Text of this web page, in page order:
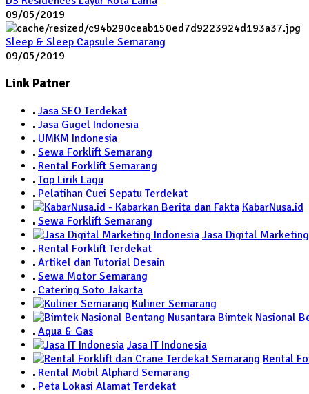
09/05/2019
Sleep & Sleep Capsule Semarang
09/05/2019
Link Patner
Jasa SEO Terdekat
Jasa Gugel Indonesia
UMKM Indonesia
Sewa Forklift Semarang
Rental Forklift Semarang
Top Lirik Lagu
Pelatihan Cuci Sepatu Terdekat
KabarNusa.id
Sewa Forklift Semarang
Jasa Digital
Rental Forklift Terdekat
Artikel dan Tutorial Desain
Sewa Motor Semarang
Catering Soto Jakarta
Kuliner Semarang
Bimtek Nasional
Aqua & Gas
Jasa IT Indonesia
Rental
Rental Mobil Alphard Semarang
Peta Lokasi Alamat Terdekat